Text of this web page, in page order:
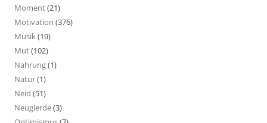
Moment(21)
Motivation (376)
Musik(19)
Mut(102)
Nahrung(1)
Natur(1)
Neid (51)
Neugierde(3)